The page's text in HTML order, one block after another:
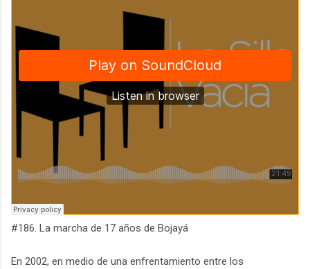
#186. La marcha de 17 años de Bojayá
En 2002, en medio de una enfrentamiento entre los